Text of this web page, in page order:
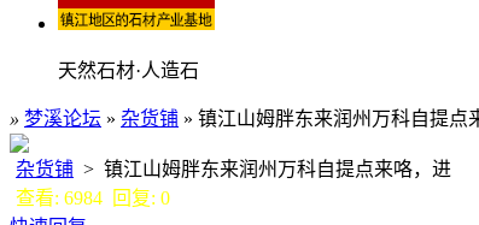
天然石材·人造石
» 梦溪论坛 » 杂货铺 » 镇江山姆胖东来润州万科自提点
杂货铺 > 镇江山姆胖东来润州万科自提点来咯，进
查看: 6984 回复: 0